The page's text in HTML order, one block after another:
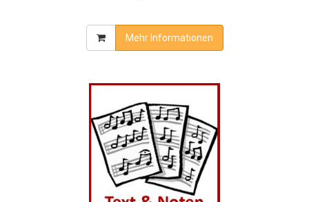
Mehr Informationen